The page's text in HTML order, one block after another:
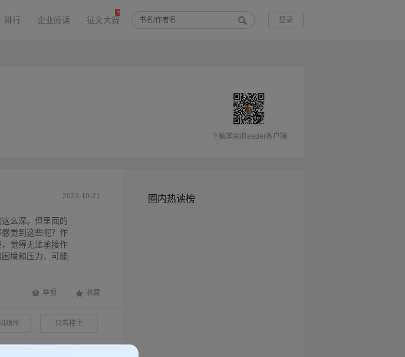
排行 企业阅读 征文大赛 登录
下载掌阅iReader客户端
2023-10-21
么深。但里面的
觉到这些呢？作
觉得无法承接作
境和压力，可能
举报 收藏
顺序 只看楼主
圈内热读榜